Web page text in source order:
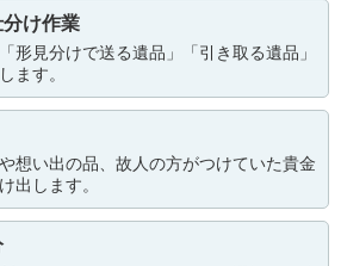
け作業
形見分けで送る遺品」「引き取る遺品」
ます。
想い出の品、故人の方がつけていた貴金
出します。